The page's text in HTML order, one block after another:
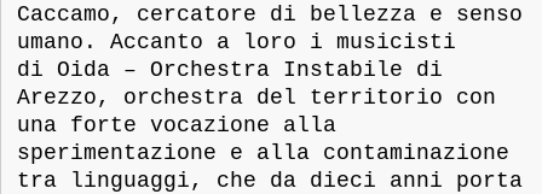
Caccamo, cercatore di bellezza e senso
umano. Accanto a loro i musicisti
di Oida – Orchestra Instabile di
Arezzo, orchestra del territorio con
una forte vocazione alla
sperimentazione e alla contaminazione
tra linguaggi, che da dieci anni porta